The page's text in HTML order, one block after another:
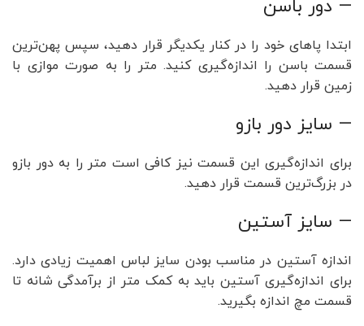
— دور باسن
ابتدا پا‌های خود را در کنار یکدیگر قرار دهید، سپس پهن‌ترین
قسمت باسن را اندازه‌گیری کنید. متر را به صورت موازی با
زمین قرار دهید.
— سایز دور بازو
برای اندازه‌گیری این قسمت نیز کافی است متر را به دور بازو
در بزرگ‌ترین قسمت قرار دهید.
— سایز آستین
اندازه آستین در مناسب بودن سایز لباس اهمیت زیادی دارد.
برای اندازه‌گیری آستین باید به کمک متر از برآمدگی شانه تا
قسمت مچ اندازه بگیرید.